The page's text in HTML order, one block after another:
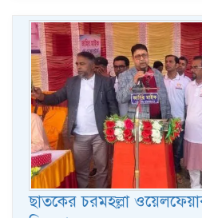
ছাতকের চরমহল্লা